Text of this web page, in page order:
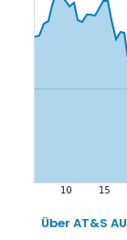
Über AT&S